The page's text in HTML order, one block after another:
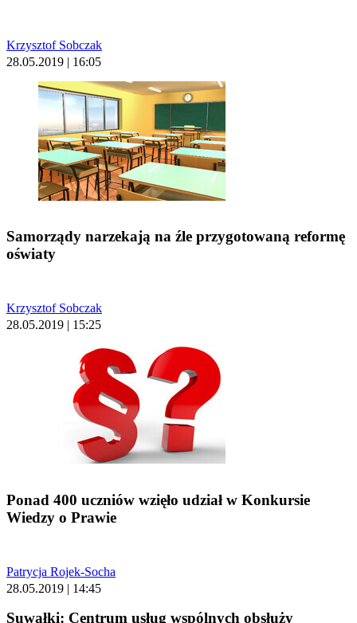
Krzysztof Sobczak
28.05.2019 | 16:05
Samorządy narzekają na źle przygotowaną reformę
oświaty
Krzysztof Sobczak
28.05.2019 | 15:25
Ponad 400 uczniów wzięło udział w Konkursie
Wiedzy o Prawie
Patrycja Rojek-Socha
28.05.2019 | 14:45
Suwałki: Centrum usług wspólnych obsłuży